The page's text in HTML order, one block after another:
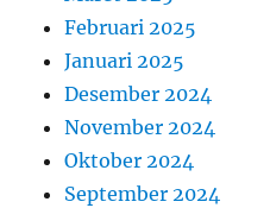
Februari 2025
Januari 2025
Desember 2024
November 2024
Oktober 2024
September 2024